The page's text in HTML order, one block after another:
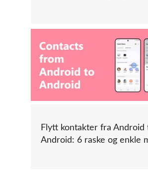
Flytt kontakter fra Android
Android: 6 raske og enkle